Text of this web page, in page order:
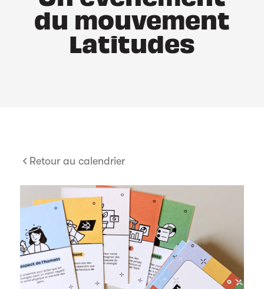
du mouvement
Latitudes
Retour au calendrier